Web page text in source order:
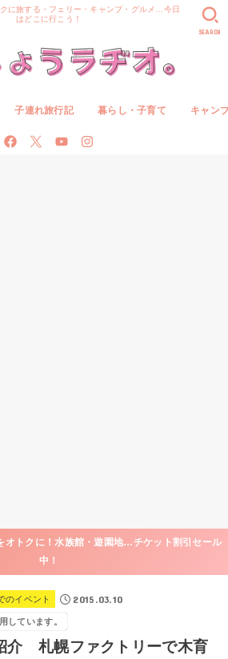
に旅する・フェリー・キャンプ・グルメ…今日
はどこに行こう！
子連れ旅行記 暮らし・子育て キャン
SEARCH
オトクに！水族館・遊園地…チケット割引セール
中！
のイベント 2015.03.10
しています。
介 札幌ファクトリーで木育